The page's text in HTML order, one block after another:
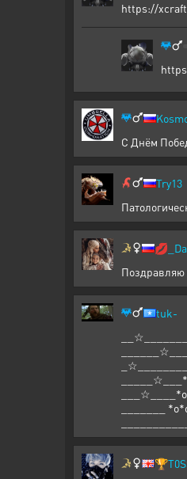
https://
С Днём
Try13
💋
tuk-
_______
🏆